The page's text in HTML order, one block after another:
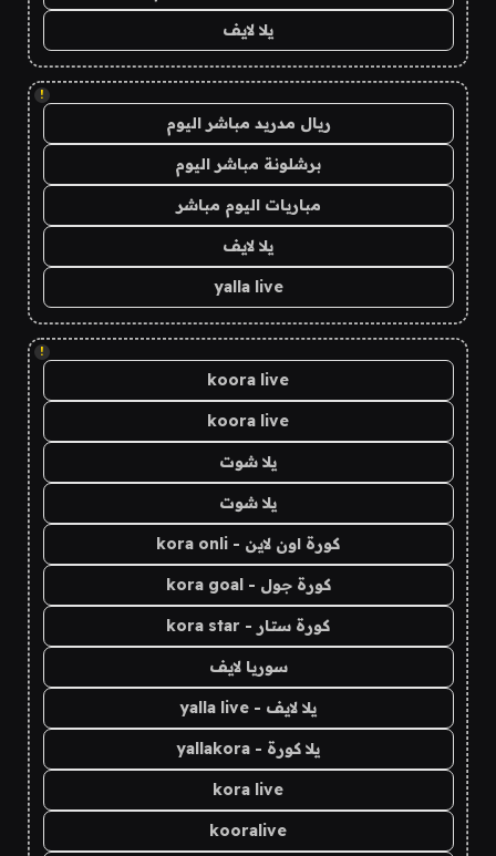
يلا لايف
!
ريال مدريد مباشر اليوم
برشلونة مباشر اليوم
مباريات اليوم مباشر
يلا لايف
yalla live
!
koora live
koora live
يلا شوت
يلا شوت
كورة اون لاين - kora onli
كورة جول - kora goal
كورة ستار - kora star
سوريا لايف
يلا لايف - yalla live
يلا كورة - yallakora
kora live
kooralive